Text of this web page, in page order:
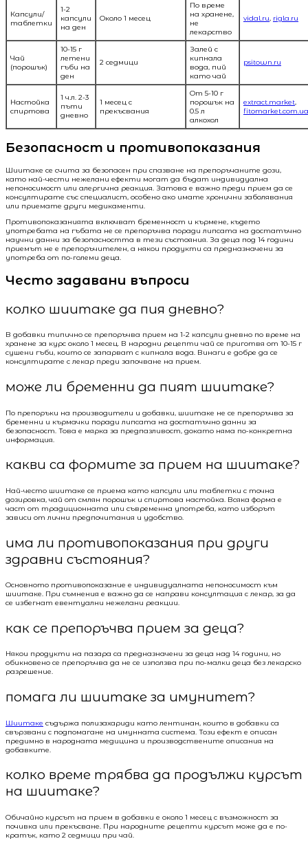
Капсули/
таблетки
1-2
капсули
на ден
Около 1 месец
По време
на хранене,
не
лекарство
vidal.ru, rigla.ru
Чай
(порошък)
10-15 г
летени
гъби на
ден
2 седмици
Залей с
кипнала
вода, пий
като чай
psitown.ru
Настойка
спиртова
1 ч.л. 2-3
пъти
дневно
1 месец с
прекъсвания
От 5-10 г
порошък на
0.5 л
алкохол
extract.market,
fitomarket.com.ua
Безопасност и противопоказания
Шиитаке се счита за безопасен при спазване на препоръчаните дози,
като най-чести нежелани ефекти могат да бъдат индивидуална
непоносимост или алергична реакция. Затова е важно преди прием да се
консултирате със специалист, особено ако имате хронични заболявания
или приемате други медикаменти.
Противопоказанията включват бременност и кърмене, където
употребата на гъбата не се препоръчва поради липсата на достатъчно
научни данни за безопасността в тези състояния. За деца под 14 години
приемът не е препоръчителен, а някои продукти са предназначени за
употреба от по-големи деца.
Често задавани въпроси
колко шиитаке да пия дневно?
В добавки типично се препоръчва прием на 1-2 капсули дневно по време на
хранене за курс около 1 месец. В народни рецепти чай се приготвя от 10-15 г
сушени гъби, които се запарват с кипнала вода. Винаги е добре да се
консултирате с лекар преди започване на прием.
може ли бременни да пият шиитаке?
По препоръки на производители и добавки, шиитаке не се препоръчва за
бременни и кърмачки поради липсата на достатъчно данни за
безопасност. Това е мярка за предпазливост, докато няма по-конкретна
информация.
какви са формите за прием на шиитаке?
Най-често шиитаке се приема като капсули или таблетки с точна
дозировка, чай от смлян порошък и спиртова настойка. Всяка форма е
част от традиционната или съвременна употреба, като изборът
зависи от лични предпочитания и удобство.
има ли противопоказания при други
здравни състояния?
Основното противопоказание е индивидуалната непоносимост към
шиитаке. При съмнения е важно да се направи консултация с лекар, за да
се избегнат евентуални нежелани реакции.
как се препоръчва прием за деца?
Някои продукти на пазара са предназначени за деца над 14 години, но
обикновено се препоръчва да не се използва при по-малки деца без лекарско
разрешение.
помага ли шиитаке за имунитет?
Шиитаке съдържа полизахариди като лентинан, които в добавки са
свързвани с подпомагане на имунната система. Този ефект е описан
предимно в народната медицина и производствените описания на
добавките.
колко време трябва да продължи курсът
на шиитаке?
Обичайно курсът на прием в добавки е около 1 месец с възможност за
почивка или прекъсване. При народните рецепти курсът може да е по-
кратък, като 2 седмици при чай.